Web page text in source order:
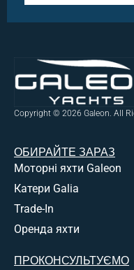
Copyright © 2026 Galeon. All
ОБИРАЙТЕ ЗАРАЗ
Моторні яхти Galeon
Катери Galia
Trade-In
Оренда яхти
ПРОКОНСУЛЬТУЄМО